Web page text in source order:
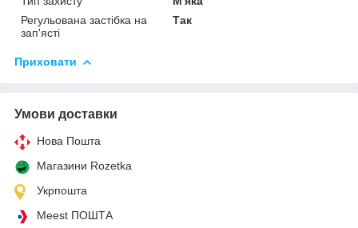
Регульована застібка на
зап'ясті
Так
Приховати
Умови доставки
Нова Пошта
Магазини Rozetka
Укрпошта
Meest ПОШТА